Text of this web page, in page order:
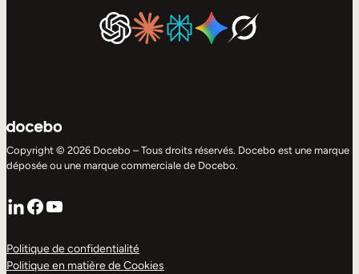
Copyright © 2026 Docebo – Tous droits réservés. Docebo est une marque
déposée ou une marque commerciale de Docebo.
LinkedIn
Facebook
YouTube
Politique de confidentialité
Politique en matière de Cookies